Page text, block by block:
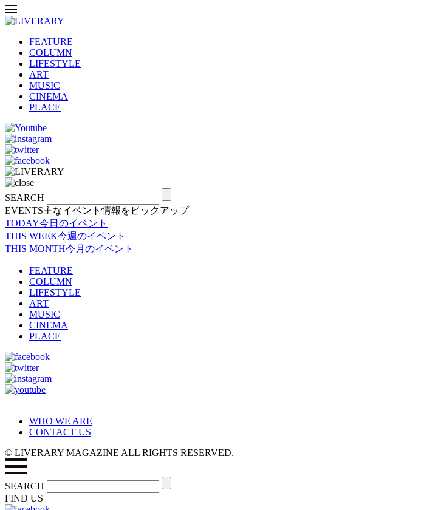
FEATURE
COLUMN
LIFESTYLE
ART
MUSIC
CINEMA
PLACE
SEARCH
EVENTS主なイベント情報をピックアップ
TODAY今日のイベント
THIS WEEK今週のイベント
THIS MONTH今月のイベント
FEATURE
COLUMN
LIFESTYLE
ART
MUSIC
CINEMA
PLACE
WHO WE ARE
CONTACT US
© LIVERARY MAGAZINE ALL RIGHTS RESERVED.
SEARCH
FIND US